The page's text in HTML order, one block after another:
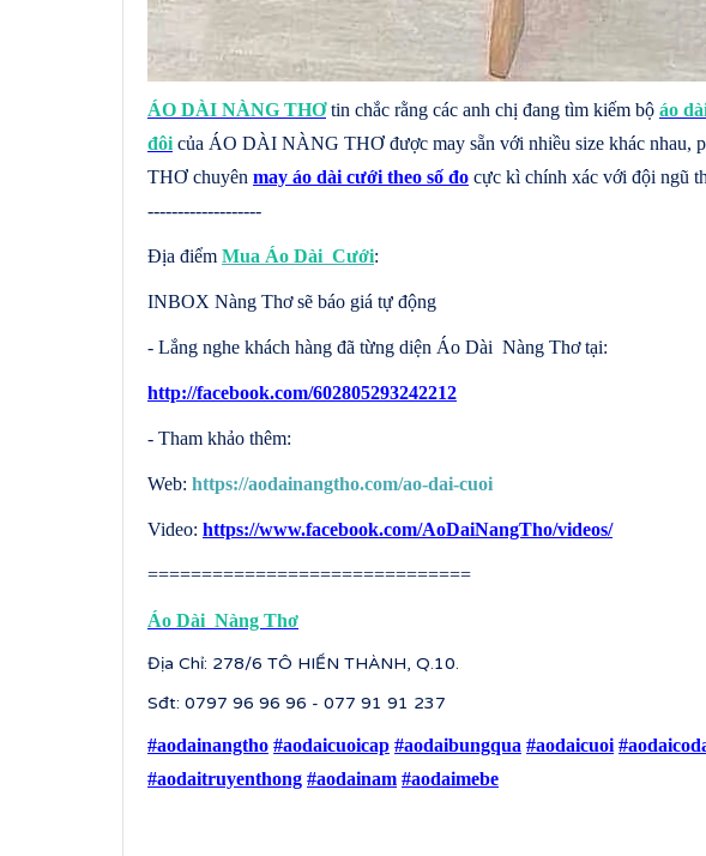
ÁO DÀI NÀNG THƠtin chắc rằng các anh chị đang tìm kiếm bộ áo
đôi của ÁO DÀI NÀNG THƠ được may sẵn với nhiều size khác nhau,
THƠ chuyên may áo dài cưới theo số đo cực kì chính xác với đội ngũ
-------------------
Địa điểm Mua Áo Dài Cưới:
INBOX Nàng Thơ sẽ báo giá tự động
- Lắng nghe khách hàng đã từng diện Áo Dài Nàng Thơ tại:
http://facebook.com/602805293242212
- Tham khảo thêm:
Web: https://aodainangtho.com/ao-dai-cuoi
Video: https://www.facebook.com/AoDaiNangTho/videos/
==============================
Áo Dài Nàng Thơ
Địa Chỉ: 278/6 TÔ HIẾN THÀNH, Q.10.
Sđt: 0797 96 96 96 - 077 91 91 237
#aodainangtho #aodaicuoicap #aodaibungqua #aodaicuoi
#aodaitruyenthong #aodainam #aodaimebe